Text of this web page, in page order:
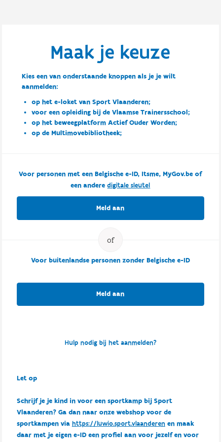
Maak je keuze
Kies een van onderstaande knoppen als je je wilt
aanmelden:
op het e-loket van Sport Vlaanderen;
voor een opleiding bij de Vlaamse Trainersschool;
op het beweegplatform Actief Ouder Worden;
op de Multimovebibliotheek;
Voor personen met een Belgische e-ID, Itsme, MyGov.be of
een anderedigitale sleutel
Meld aan
Voor buitenlandse personen zonder Belgische e-ID
Meld aan
Hulp nodig bij het aanmelden?
Let op
Schrijf je je kind in voor een sportkamp bij Sport
Vlaanderen? Ga dan naar onze webshop voor de
sportkampen via https://luwio.sport.vlaanderenen maak
daar met je eigen e-ID een profiel aan voor jezelf en voor